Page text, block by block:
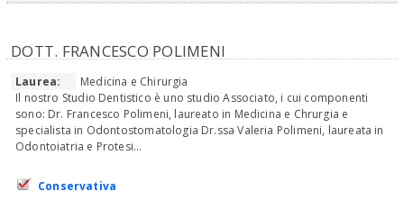
DOTT. FRANCESCO POLIMENI
Laurea:
Medicina e Chirurgia
Il nostro Studio Dentistico è uno studio Associato, i cui componenti
sono: Dr. Francesco Polimeni, laureato in Medicina e Chrurgia e
specialista in Odontostomatologia Dr.ssa Valeria Polimeni, laureata in
Odontoiatria e Protesi...
Conservativa